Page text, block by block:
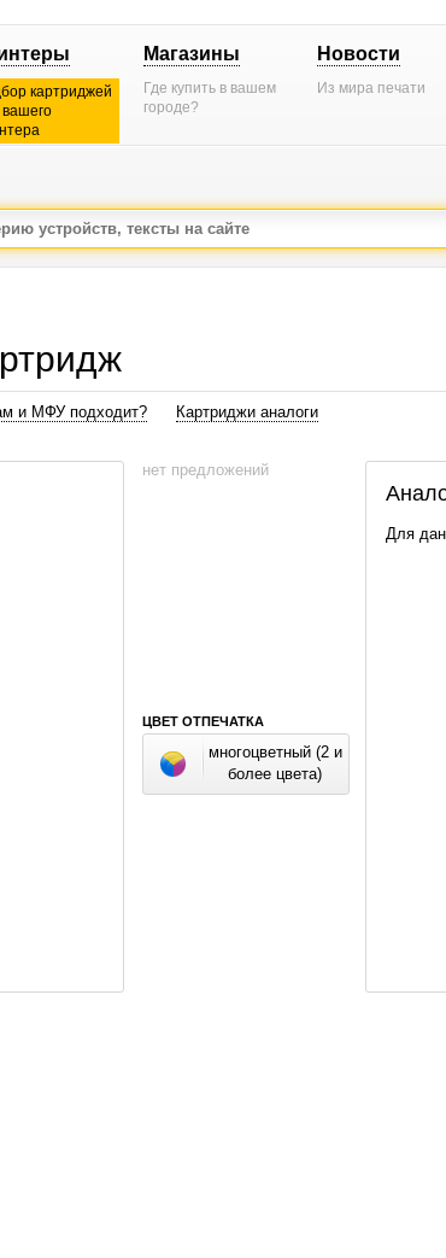
картриджей
Магазины
Где купить в вашем
городе?
Новости
Из мира печати
и МФУ подходит? Картриджи аналоги
нет предложений
ЦВЕТ ОТПЕЧАТКА
многоцветный (2 и
более цвета)
Для